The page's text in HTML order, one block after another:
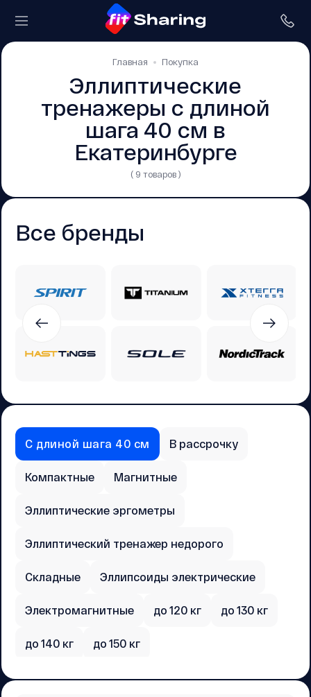
Главная Покупка
Эллиптические
тренажеры с длиной
шага 40 см в
Екатеринбурге
( 9 товаров )
Все бренды
С длиной шага 40 см В рассрочку
Компактные Магнитные
Эллиптические эргометры
Эллиптический тренажер недорого
Складные Эллипсоиды электрические
Электромагнитные до 120 кг до 130 кг
до 140 кг до 150 кг